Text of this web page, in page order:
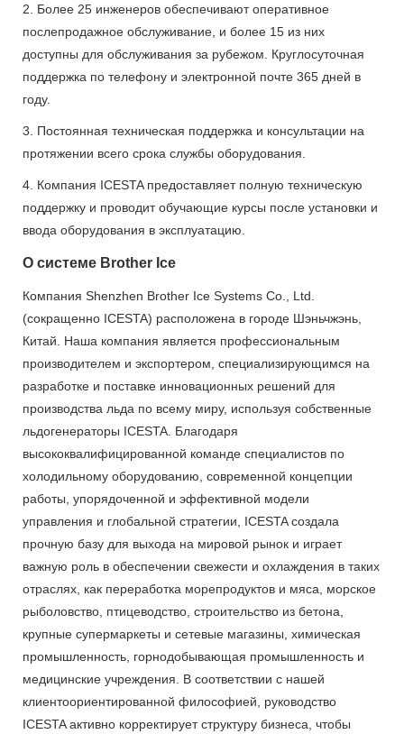
2. Более 25 инженеров обеспечивают оперативное
послепродажное обслуживание, и более 15 из них
доступны для обслуживания за рубежом. Круглосуточная
поддержка по телефону и электронной почте 365 дней в
году.
3. Постоянная техническая поддержка и консультации на
протяжении всего срока службы оборудования.
4. Компания ICESTA предоставляет полную техническую
поддержку и проводит обучающие курсы после установки и
ввода оборудования в эксплуатацию.
О системе Brother Ice
Компания Shenzhen Brother Ice Systems Co., Ltd.
(сокращенно ICESTA) расположена в городе Шэньчжэнь,
Китай. Наша компания является профессиональным
производителем и экспортером, специализирующимся на
разработке и поставке инновационных решений для
производства льда по всему миру, используя собственные
льдогенераторы ICESTA. Благодаря
высококвалифицированной команде специалистов по
холодильному оборудованию, современной концепции
работы, упорядоченной и эффективной модели
управления и глобальной стратегии, ICESTA создала
прочную базу для выхода на мировой рынок и играет
важную роль в обеспечении свежести и охлаждения в таких
отраслях, как переработка морепродуктов и мяса, морское
рыболовство, птицеводство, строительство из бетона,
крупные супермаркеты и сетевые магазины, химическая
промышленность, горнодобывающая промышленность и
медицинские учреждения. В соответствии с нашей
клиентоориентированной философией, руководство
ICESTA активно корректирует структуру бизнеса, чтобы